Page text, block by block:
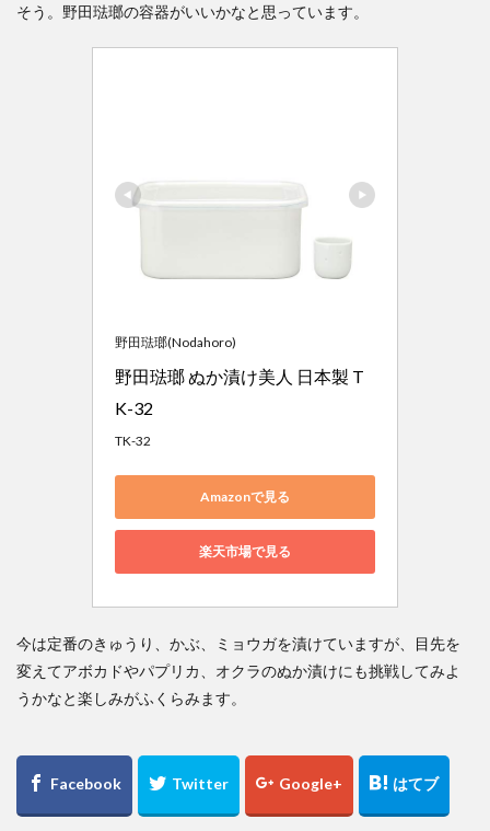
そう。野田琺瑯の容器がいいかなと思っています。
野田琺瑯(Nodahoro)
野田琺瑯 ぬか漬け美人 日本製 T
K-32
TK-32
Amazonで見る
楽天市場で見る
今は定番のきゅうり、かぶ、ミョウガを漬けていますが、目先を
変えてアボカドやパプリカ、オクラのぬか漬けにも挑戦してみよ
うかなと楽しみがふくらみます。